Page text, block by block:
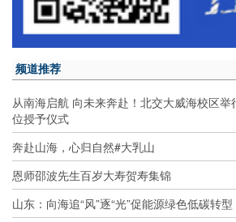
频道推荐
从南海启航 向未来奔赴！北交大威海校区
位授予仪式
奔赴山海，心归自然#大乳山
恩师邵波先生百岁大寿贺寿集锦
山东：向海追“风”逐“光”促能源绿色低碳转型